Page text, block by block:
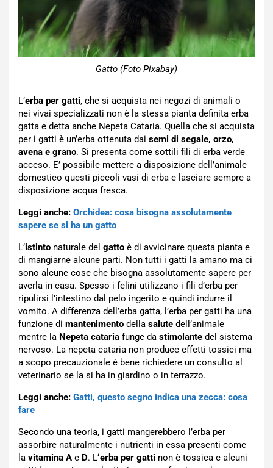
Gatto (Foto Pixabay)
L’erba per gatti, che si acquista nei negozi di animali o
nei vivai specializzati non è la stessa pianta definita erba
gatta e detta anche Nepeta Cataria. Quella che si acquista
per i gatti è un’erba ottenuta dai semi di segale, orzo,
avena e grano. Si presenta come sottili fili di erba verde
acceso. E’ possibile mettere a disposizione dell’animale
domestico questi piccoli vasi di erba e lasciare sempre a
disposizione acqua fresca.
Leggi anche: Orchidea: cosa bisogna assolutamente
sapere se si ha un gatto
L’istinto naturale del gatto è di avvicinare questa pianta e
di mangiarne alcune parti. Non tutti i gatti la amano ma ci
sono alcune cose che bisogna assolutamente sapere per
averla in casa. Spesso i felini utilizzano i fili d’erba per
ripulirsi l’intestino dal pelo ingerito e quindi indurre il
vomito. A differenza dell’erba gatta, l’erba per gatti ha una
funzione di mantenimento della salute dell’animale
mentre la Nepeta cataria funge da stimolante del sistema
nervoso. La nepeta cataria non produce effetti tossici ma
a scopo precauzionale è bene richiedere un consulto al
veterinario se la si ha in giardino o in terrazzo.
Leggi anche: Gatti, questo segno indica una zecca: cosa
fare
Secondo una teoria, i gatti mangerebbero l’erba per
assorbire naturalmente i nutrienti in essa presenti come
la vitamina A e D. L‘erba per gatti non è tossica e alcuni